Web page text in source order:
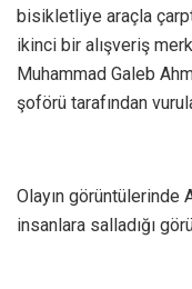
bisikletliye araçla
ikinci bir alışveriş
Muhammad Galeb
şoförü tarafından
Olayın görüntülerinde
insanlara salladığı